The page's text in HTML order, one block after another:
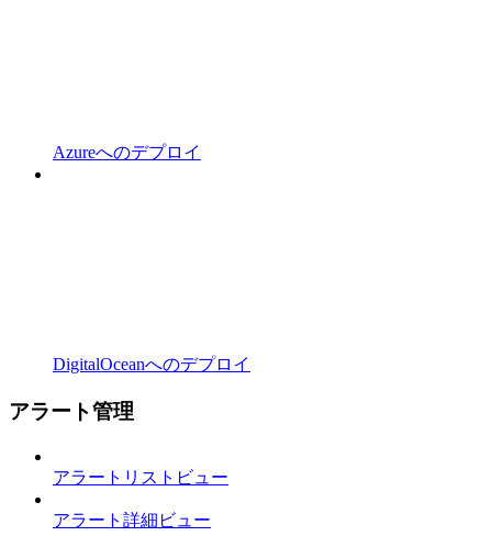
Azureへのデプロイ
DigitalOceanへのデプロイ
アラート管理
アラートリストビュー
アラート詳細ビュー